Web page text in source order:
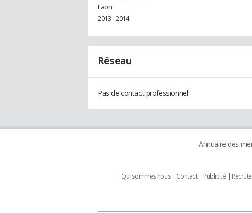
Laon
2013 - 2014
Réseau
Pas de contact professionnel
Annuaire des
Qui sommes nous Contact Publicité